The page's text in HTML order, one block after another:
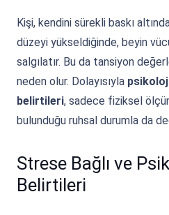
Kişi, kendini sürekli baskı
düzeyi yükseldiğinde, beyin
salgılatır. Bu da tansiyon
neden olur. Dolayısıyla
belirtileri, sadece fiziksel
bulunduğu ruhsal durumla da
Strese Bağlı ve
Belirtileri